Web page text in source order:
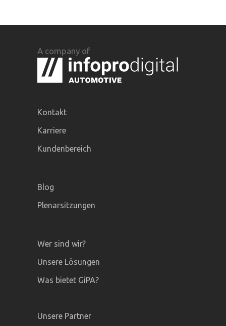
A company of
Kontakt
Karriere
Kundenbereich
Blog
Plenarsitzungen
Wer sind wir?
Unsere Lösungen
Was bietet GiPA?
Unsere Partner